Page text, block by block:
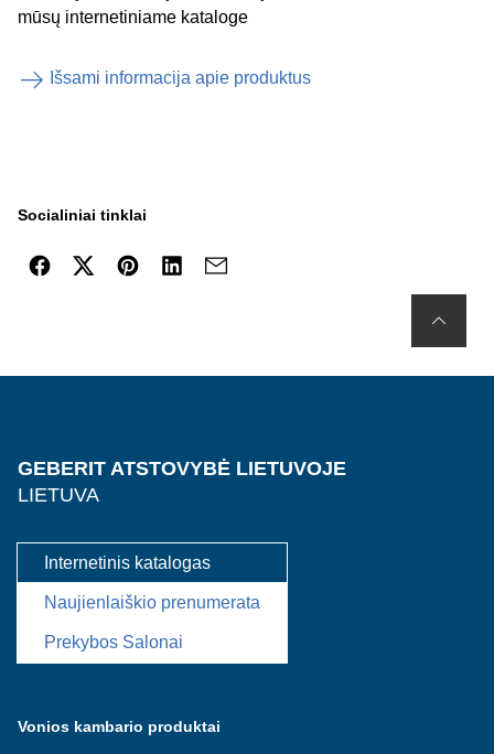
mūsų internetiniame kataloge
Išsami informacija apie produktus
Socialiniai tinklai
GEBERIT ATSTOVYBĖ LIETUVOJE
LIETUVA
Internetinis katalogas
Naujienlaiškio prenumerata
Prekybos Salonai
Vonios kambario produktai